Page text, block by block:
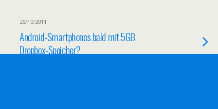
26/10/2011
Android-Smartphones bald mit 5GB
Dropbox-Speicher?